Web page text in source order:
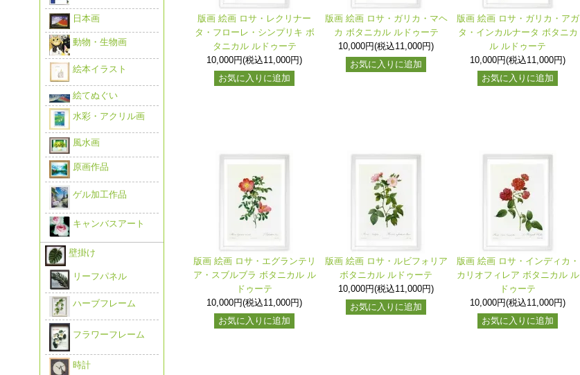
版画 絵画 ロサ・レクリナー
タ・フローレ・シンプリキ ボ
タニカル ルドゥーテ
10,000円(税込11,000円)
お気に入りに追加
版画 絵画 ロサ・ガリカ・マヘ
カ ボタニカル ルドゥーテ
10,000円(税込11,000円)
お気に入りに追加
版画 絵画 ロサ・ガリカ・アガ
タ・インカルナータ ボタニカ
ル ルドゥーテ
10,000円(税込11,000円)
お気に入りに追加
版画 絵画 ロサ・エグランテリ
ア・スブルブラ ボタニカル ル
ドゥーテ
10,000円(税込11,000円)
お気に入りに追加
版画 絵画 ロサ・ルビフォリア
ボタニカル ルドゥーテ
10,000円(税込11,000円)
お気に入りに追加
版画 絵画 ロサ・インディカ・
カリオフィレア ボタニカル ル
ドゥーテ
10,000円(税込11,000円)
お気に入りに追加
日本画
動物・生物画
絵本イラスト
絵てぬぐい
水彩・アクリル画
風水画
原画作品
ゲル加工作品
キャンバスアート
壁掛け
リーフパネル
ハーブフレーム
フラワーフレーム
時計